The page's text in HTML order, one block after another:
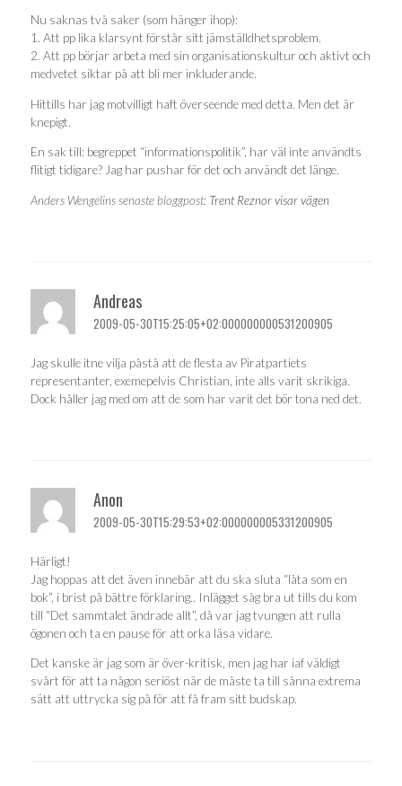
Nu saknas två saker (som hänger ihop):
1. Att pp lika klarsynt förstår sitt jämställdhetsproblem.
2. Att pp börjar arbeta med sin organisationskultur och aktivt och
medvetet siktar på att bli mer inkluderande.
Hittills har jag motvilligt haft överseende med detta. Men det är
knepigt.
En sak till: begreppet “informationspolitik”, har väl inte användts
flitigt tidigare? Jag har pushar för det och användt det länge.
Anders Wengelins senaste bloggpost: Trent Reznor visar vägen
Andreas
2009-05-30T15:25:05+02:000000000531200905
Jag skulle itne vilja påstå att de flesta av Piratpartiets
representanter, exemepelvis Christian, inte alls varit skrikiga.
Dock håller jag med om att de som har varit det bör tona ned det.
Anon
2009-05-30T15:29:53+02:000000005331200905
Härligt!
Jag hoppas att det även innebär att du ska sluta “låta som en
bok”, i brist på bättre förklaring.. Inlägget såg bra ut tills du kom
till “Det sammtalet ändrade allt”, då var jag tvungen att rulla
ögonen och ta en pause för att orka läsa vidare.
Det kanske är jag som är över-kritisk, men jag har iaf väldigt
svårt för att ta någon seriöst när de måste ta till sånna extrema
sätt att uttrycka sig på för att få fram sitt budskap.